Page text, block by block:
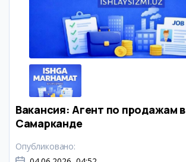
Вакансия: Агент по продажам в
Самарканде
Опубликовано: